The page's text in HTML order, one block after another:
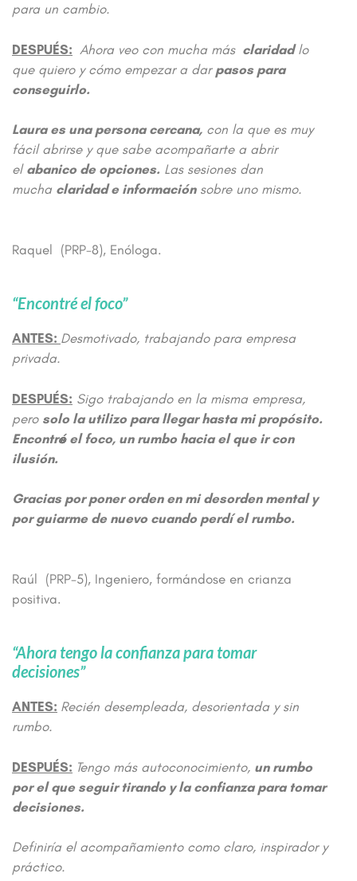
para un cambio.
DESPUÉS: Ahora veo con mucha más claridadlo
que quiero y cómo empezar a dar pasos para
conseguirlo.
Laura es una persona cercana, con la que es muy
fácil abrirse y que sabe acompañarte a abrir
el abanico de opciones. Las sesiones dan
mucha claridade informaciónsobre uno mismo.
Raquel (PRP-8), Enóloga.
“Encontré el foco”
ANTES: Desmotivado, trabajando para empresa
privada.
DESPUÉS: Sigo trabajando en la misma empresa,
pero solo la utilizo para llegar hasta mi propósito.
Encontré el foco, un rumbo hacia el que ir con
ilusión.
Gracias por poner orden en mi desorden mental y
por guiarme de nuevo cuando perdí el rumbo.
Raúl (PRP-5), Ingeniero, formándose en crianza
positiva.
“Ahora tengo la confianza para tomar
decisiones”
ANTES: Recién desempleada, desorientada y sin
rumbo.
DESPUÉS: Tengo más autoconocimiento, un rumbo
por el que seguir tirando y la confianza para tomar
decisiones.
Definiría el acompañamiento como claro, inspirador y
práctico.